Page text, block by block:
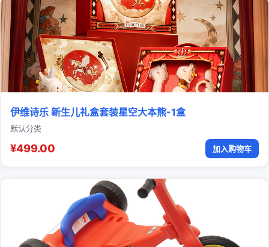
伊维诗乐 新生儿礼盒套装星空大本熊-1盒
默认分类
¥499.00 加入购物车